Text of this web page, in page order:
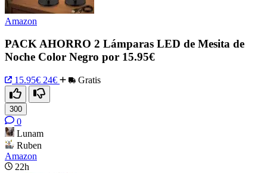
Amazon
PACK AHORRO 2 Lámparas LED de Mesita de
Noche Color Negro por 15.95€
15.95€ 24€ Gratis
300
0
Lunam
Ruben
Amazon
22h